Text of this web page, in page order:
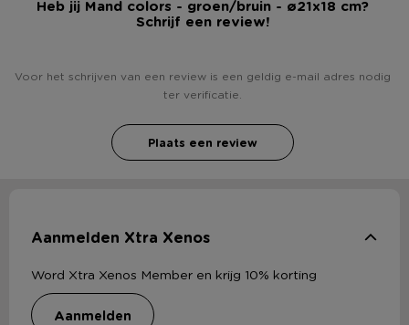
Heb jij Mand colors - groen/bruin - ø21x18 cm?
Schrijf een review!
Voor het schrijven van een review is een geldig e-mail adres nodig
ter verificatie.
Plaats een review
Aanmelden Xtra Xenos
Word Xtra Xenos Member en krijg 10% korting
aanmelden